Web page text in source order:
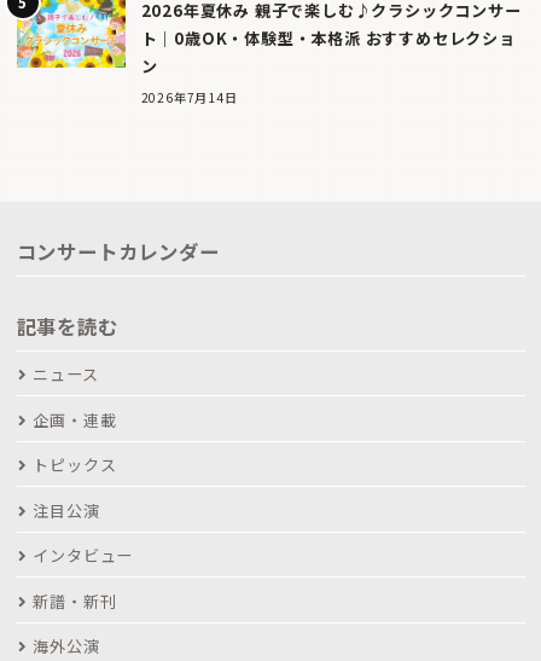
2026年夏休み 親子で楽しむ♪クラシックコンサー
ト｜0歳OK・体験型・本格派 おすすめセレクショ
ン
2026年7月14日
コンサートカレンダー
記事を読む
ニュース
企画・連載
トピックス
注目公演
インタビュー
新譜・新刊
海外公演